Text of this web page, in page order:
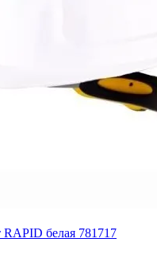
белая 781717